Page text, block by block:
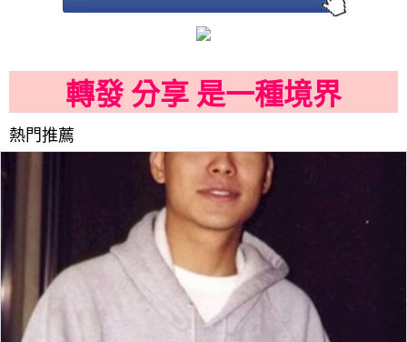
轉發 分享 是一種境界
熱門推薦